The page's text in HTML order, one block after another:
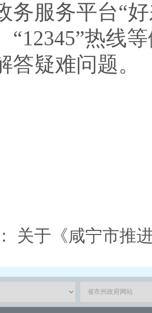
务服务平台“
“12345”热线
答疑难问题。
关于《咸宁市推